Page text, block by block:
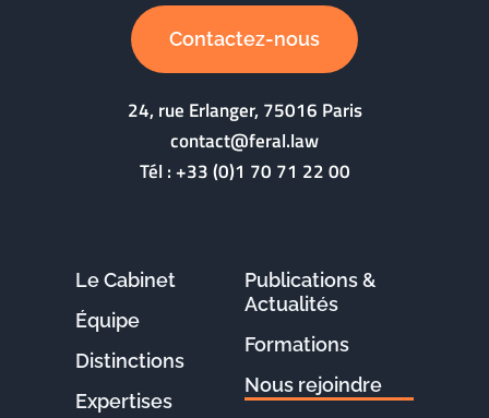
Contactez-nous
24, rue Erlanger, 75016 Paris
contact@feral.law
Tél :+33 (0)1 70 71 22 00
Le Cabinet
Équipe
Distinctions
Expertises
Publications &
Actualités
Formations
Nous rejoindre